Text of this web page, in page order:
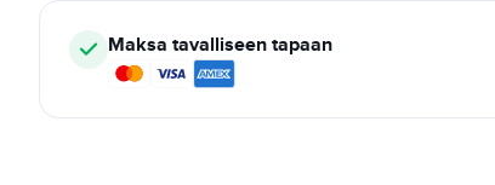
Maksa tavalliseen tapaan